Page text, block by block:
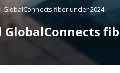
fiber under 2024